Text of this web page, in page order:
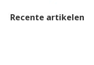
Recente artikelen